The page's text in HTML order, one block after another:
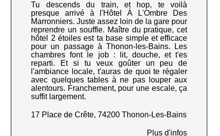
Tu descends du train, et hop, te voilà
presque arrivé à l'Hôtel À L'Ombre Des
Marronniers. Juste assez loin de la gare pour
reprendre un souffle. Maître du pratique, cet
hôtel 2 étoiles est ta base simple et efficace
pour un passage à Thonon-les-Bains. Les
chambres font le job : lit, douche, et t'es
reparti. Et si tu veux goûter un peu de
l'ambiance locale, t'auras de quoi te régaler
avec quelques tables à ne pas louper aux
alentours. Franchement, pour une escale, ça
suffit largement.
17 Place de Crête, 74200 Thonon-Les-Bains
Plus d'infos